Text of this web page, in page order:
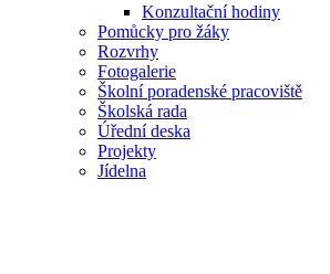
Konzultační hodiny
Pomůcky pro žáky
Rozvrhy
Fotogalerie
Školní poradenské pracoviště
Školská rada
Úřední deska
Projekty
Jídelna